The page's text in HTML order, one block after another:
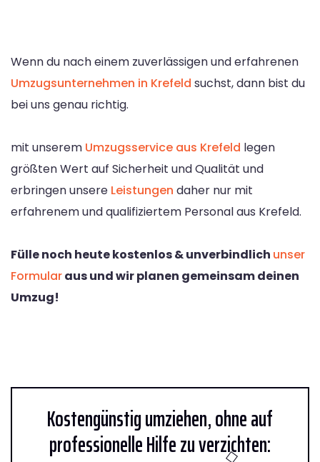
Wenn du nach einem zuverlässigen und erfahrenen
Umzugsunternehmen in Krefeld suchst, dann bist du
bei uns genau richtig.
mit unserem Umzugsservice aus Krefeld legen
größten Wert auf Sicherheit und Qualität und
erbringen unsere Leistungen daher nur mit
erfahrenem und qualifiziertem Personal aus Krefeld.
Fülle noch heute kostenlos & unverbindlich unser
Formularaus und wir planen gemeinsam deinen
Umzug!
Kostengünstig umziehen, ohne auf
professionelle Hilfe zu verzichten: